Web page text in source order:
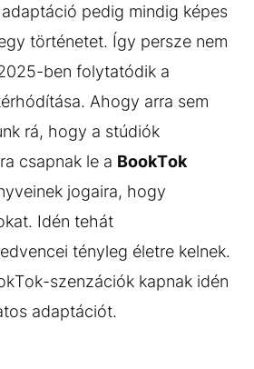
pedig mindig képes
történetet. Így persze nem
ben folytatódik a
Ahogy arra sem
rá, hogy a stúdiók
csapnak le a BookTok
jogaira, hogy
Idén tehát
tényleg életre kelnek.
szenzációk kapnak idén
adaptációt.